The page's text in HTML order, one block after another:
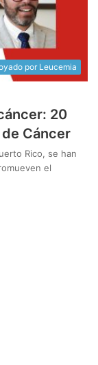
por Leucemia
20
Cáncer
Rico, se han
el